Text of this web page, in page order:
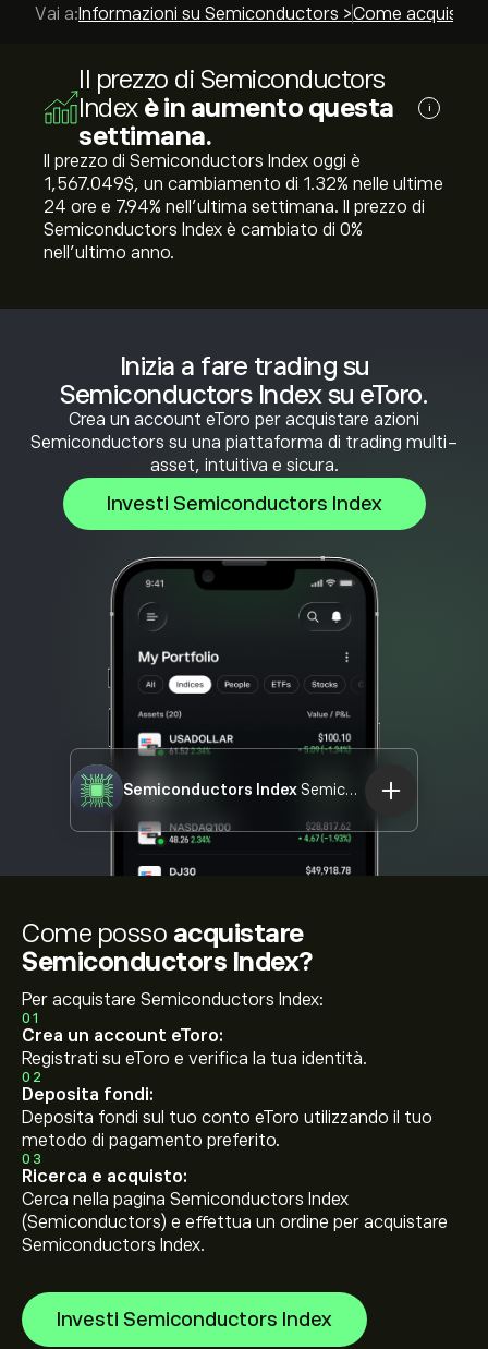
Inizia a fare trading su
Semiconductors Index su eToro.
Crea un account eToro per acquistare azioni
Semiconductors su una piattaforma di trading multi-
asset, intuitiva e sicura.
Investi Semiconductors Index
Semiconductors Index Semiconductors
Vai a: Informazioni su Semiconductors >Come
Il prezzo di Semiconductors
Index è in aumento questa
settimana.
i
Il prezzo di Semiconductors Index oggi è
1,567.049‎$‎, un cambiamento di ‎1.32‎% nelle ultime
24 ore e ‎7.94‎% nell'ultima settimana. Il prezzo di
Semiconductors Index è cambiato di ‎0‎%
nell'ultimo anno.
Come posso acquistare
Semiconductors Index?
Per acquistare Semiconductors Index:
01
Crea un account eToro:
Registrati su eToro e verifica la tua identità.
02
Deposita fondi:
Deposita fondi sul tuo conto eToro utilizzando il tuo
metodo di pagamento preferito.
03
Ricerca e acquisto:
Cerca nella pagina Semiconductors Index
(Semiconductors) e effettua un ordine per acquistare
Semiconductors Index.
Investi Semiconductors Index